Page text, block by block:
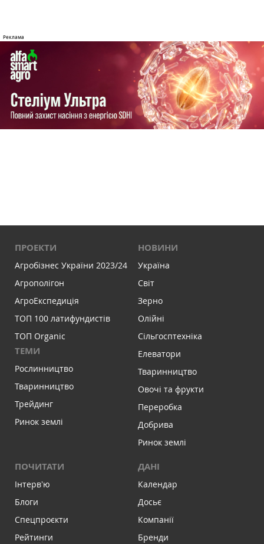
ПРОЕКТИ
Агробізнес України 2023/24
Агрополігон
АгроЕкспедиція
ТОП 100 латифундистів
ТОП Organic
ТЕМИ
Рослинництво
Тваринництво
Трейдинг
Ринок землі
НОВИНИ
Україна
Світ
Зерно
Олійні
Сільгосптехніка
Елеватори
Тваринництво
Овочі та фрукти
Переробка
Добрива
Ринок землі
ПОЧИТАТИ
Інтервʼю
Блоги
Спецпроєкти
Рейтинги
ДАНІ
Календар
Досьє
Компанії
Бренди